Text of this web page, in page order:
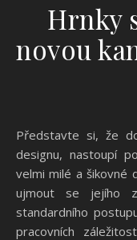
Hrnky
novou
Představte si, že
designu, nastoupí
velmi milé a šikovné
ujmout se jejího
standardního
pracovních